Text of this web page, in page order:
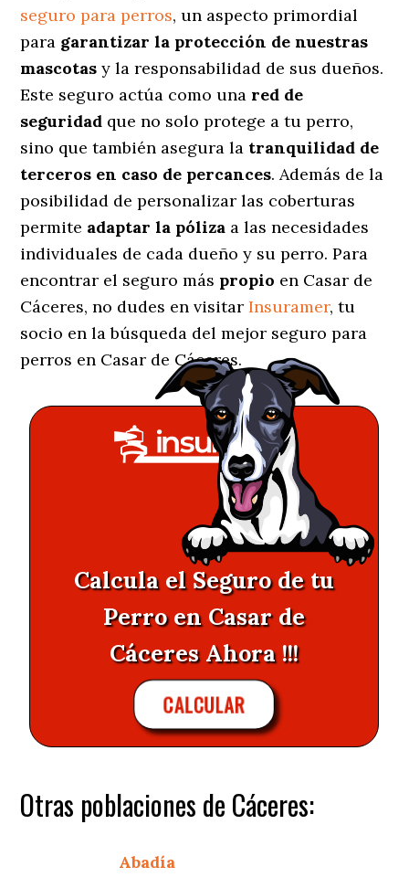
seguro para perros, un aspecto primordial
para garantizar la protección de nuestras
mascotas y la responsabilidad de sus dueños.
Este seguro actúa como una red de
seguridad que no solo protege a tu perro,
sino que también asegura la tranquilidad de
terceros en caso de percances. Además de la
posibilidad de personalizar las coberturas
permite adaptar la póliza a las necesidades
individuales de cada dueño y su perro. Para
encontrar el seguro más propio en Casar de
Cáceres, no dudes en visitarInsuramer, tu
socio en la búsqueda del mejor seguro para
perros en Casar de Cáceres.
Calcula el Seguro de tu
Perro en Casar de
Cáceres Ahora !!!
CALCULAR
Otras poblaciones de Cáceres:
Abadía